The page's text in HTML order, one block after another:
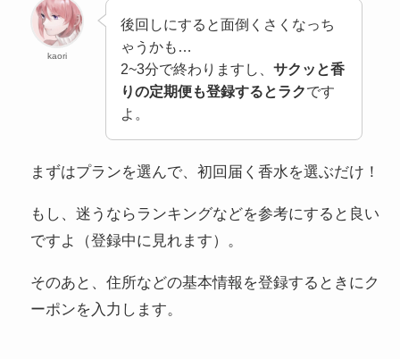
kaori
後回しにすると面倒くさくなっち
ゃうかも…
2~3分で終わりますし、サクッと香
りの定期便も登録するとラクです
よ。
まずはプランを選んで、初回届く香水を選ぶだけ！
もし、迷うならランキングなどを参考にすると良い
ですよ（登録中に見れます）。
そのあと、住所などの基本情報を登録するときにク
ーポンを入力します。